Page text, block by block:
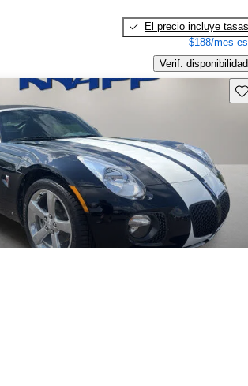
El precio incluye tasas
$188/mes
Verif. disponibilidad